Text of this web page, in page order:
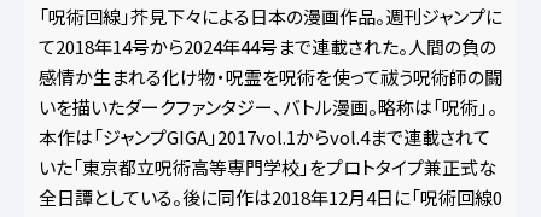
「呪術回線」芥見下々による日本の漫画作品。週刊ジャンプに
て2018年14号から2024年44号まで連載された。人間の負の
感情か生まれる化け物・呪霊を呪術を使って祓う呪術師の闘
いを描いたダークファンタジー、バトル漫画。略称は「呪術」。
本作は「ジャンプGIGA」2017vol.1からvol.4まで連載されて
いた「東京都立呪術高等専門学校」をプロトタイプ兼正式な
全日譚としている。後に同作は2018年12月4日に「呪術回線0